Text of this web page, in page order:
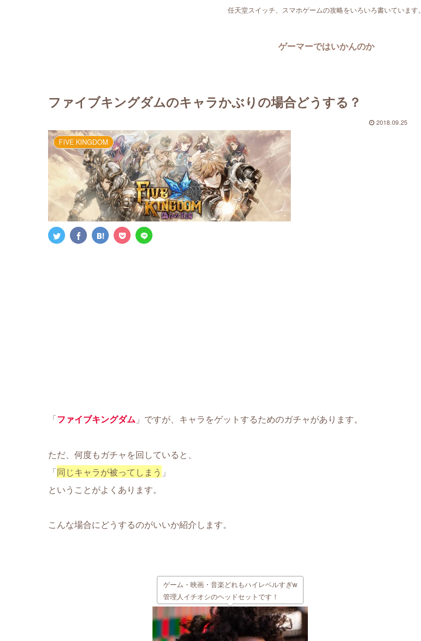
任天堂スイッチ、スマホゲームの攻略をいろいろ書いています。
ゲーマーではいかんのか
ファイブキングダムのキャラかぶりの場合どうする？
2018.09.25
FIVE KINGDOM
「ファイブキングダム 」ですが、キャラをゲットするためのガチャがあります。
ただ、何度もガチャを回していると、
「同じキャラが被ってしまう 」
ということがよくあります。
こんな場合にどうするのがいいか紹介します。
ゲーム・映画・音楽どれもハイレベルすぎw
管理人イチオシのヘッドセットです！